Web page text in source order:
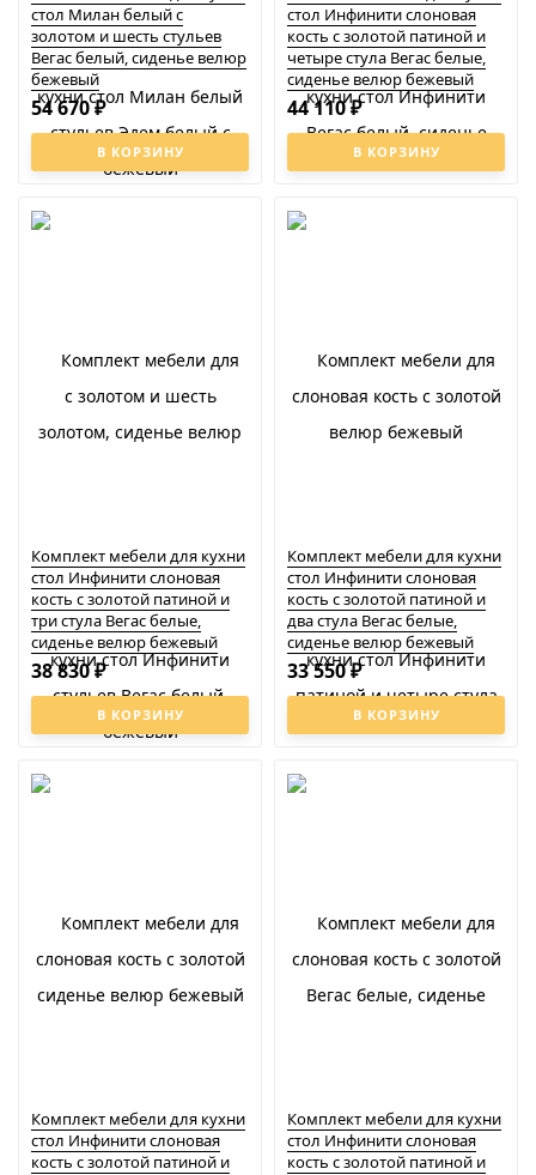
стол Милан белый с
золотом и шесть стульев
Вегас белый, сиденье велюр
бежевый
В КОРЗИНУ
54 670₽
стол Инфинити слоновая
кость с золотой патиной и
четыре стула Вегас белые,
сиденье велюр бежевый
В КОРЗИНУ
44 110₽
Комплект мебели для кухни
стол Инфинити слоновая
кость с золотой патиной и
три стула Вегас белые,
сиденье велюр бежевый
В КОРЗИНУ
38 830₽
Комплект мебели для кухни
стол Инфинити слоновая
кость с золотой патиной и
два стула Вегас белые,
сиденье велюр бежевый
В КОРЗИНУ
33 550₽
Комплект мебели для кухни
стол Инфинити слоновая
кость с золотой патиной и
Комплект мебели для кухни
стол Инфинити слоновая
кость с золотой патиной и